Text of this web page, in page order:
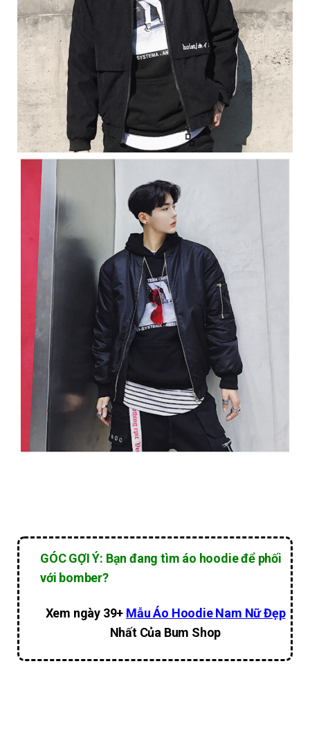
GÓC GỢI Ý: Bạn đang tìm áo hoodie để phối
với bomber?
Xem ngày 39+ MẫuÁo Hoodie Nam NữĐẹp
Nhất Của Bum Shop